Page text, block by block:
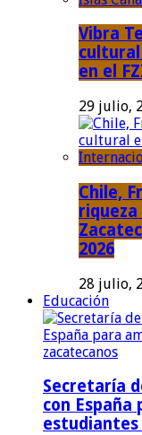
Vibra
cultural
en el
29 julio,
Chile,
riqueza
2026
28 julio,
Educación
Secretaría
con
estudiantes